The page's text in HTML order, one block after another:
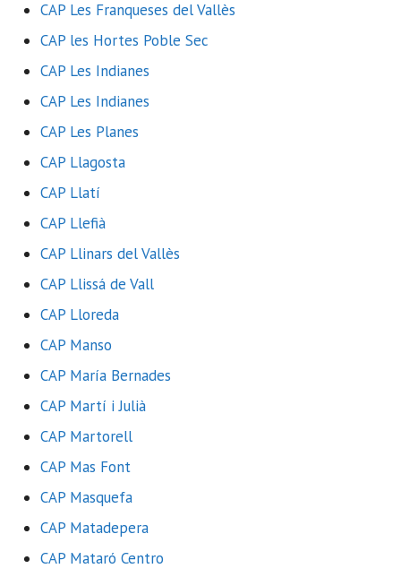
CAP Les Franqueses del Vallès
CAP les Hortes Poble Sec
CAP Les Indianes
CAP Les Indianes
CAP Les Planes
CAP Llagosta
CAP Llatí
CAP Llefià
CAP Llinars del Vallès
CAP Llissá de Vall
CAP Lloreda
CAP Manso
CAP María Bernades
CAP Martí i Julià
CAP Martorell
CAP Mas Font
CAP Masquefa
CAP Matadepera
CAP Mataró Centro